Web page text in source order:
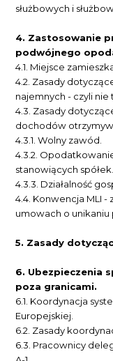
służbowych i
4. Zastosowanie
podwójnego
4.1. Miejsce
4.2. Zasady
najemnych - czyli nie
4.3. Zasady
dochodów
4.3.1. Wolny zawód.
4.3.2.
stanowiących spółek.
4.3.3. Działalność
4.4. Konwencja MLI
umowach o
5. Zasady
6. Ubezpieczenia
poza granicami.
6.1. Koordynacja
Europejskiej.
6.2. Zasady
6.3. Pracownicy